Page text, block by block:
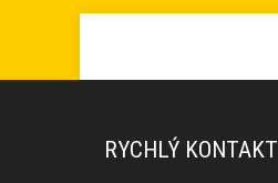
RYCHLÝ KONTAKT